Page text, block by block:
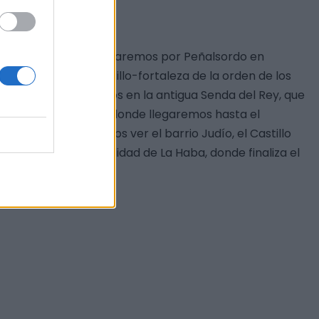
de la zona. Pasaremos por Peñalsordo en
además del castillo-fortaleza de la orden de los
nos introduciremos en la antigua Senda del Rey, que
desde donde llegaremos hasta el
donde podremos ver el barrio Judío, el Castillo
con la localidad de La Haba, donde finaliza el